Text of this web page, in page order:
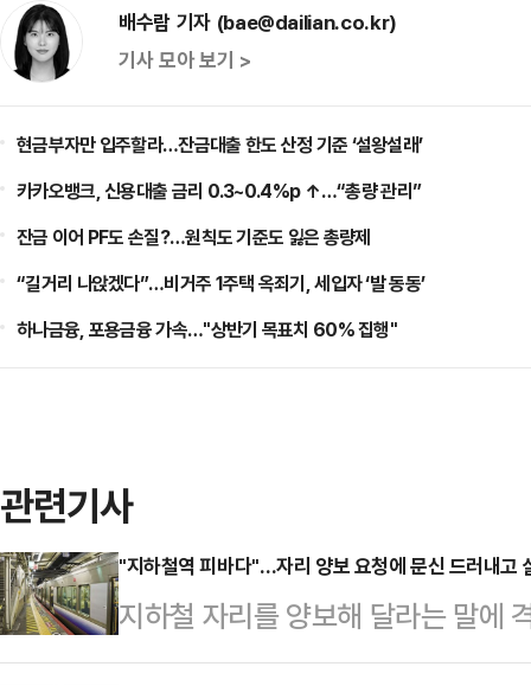
배수람 기자 (bae@dailian.co.kr)
기사 모아 보기 >
현금부자만 입주할라…잔금대출 한도 산정 기준 ‘설왕설래’
카카오뱅크, 신용대출 금리 0.3~0.4%p ↑…“총량 관리”
잔금 이어 PF도 손질?…원칙도 기준도 잃은 총량제
“길거리 나앉겠다”…비거주 1주택 옥죄기, 세입자 ‘발 동동’
하나금융, 포용금융 가속…"상반기 목표치 60% 집행"
관련기사
"지하철역 피바다"…자리 양보 요청에 문신 드러내고
지하철 자리를 양보해 달라는 말에
대 남성이 징역형 집행유예를 선고